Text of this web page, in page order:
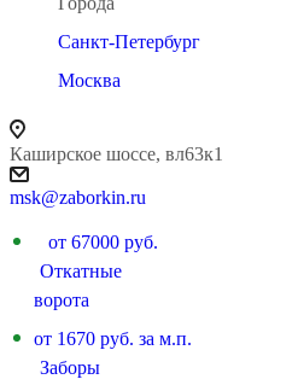
Санкт-Петербург
Москва
Каширское шоссе, вл63к1
msk@zaborkin.ru
от 67000 руб.
Откатные
ворота
от 1670 руб. за м.п.
Заборы